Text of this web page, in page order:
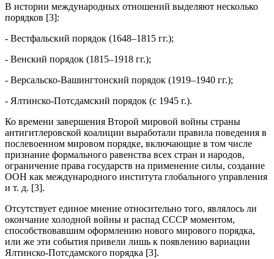
В истории международных отношений выделяют несколько
порядков [3]:
- Вестфальский порядок (1648–1815 гг.);
- Венский порядок (1815–1918 гг.);
- Версальско-Вашингтонский порядок (1919–1940 гг.);
- Ялтинско-Потсдамский порядок (с 1945 г.).
Ко времени завершения Второй мировой войны страны
антигитлеровской коалиции выработали правила поведения в
послевоенном мировом порядке, включающие в том числе
признание формального равенства всех стран и народов,
ограничение права государств на применение силы, создание
ООН как международного института глобального управления
и т. д. [3].
Отсутствует единое мнение относительно того, являлось ли
окончание холодной войны и распад СССР моментом,
способствовавшим оформлению нового мирового порядка,
или же эти события привели лишь к появлению вариации
Ялтинско-Потсдамского порядка [3].